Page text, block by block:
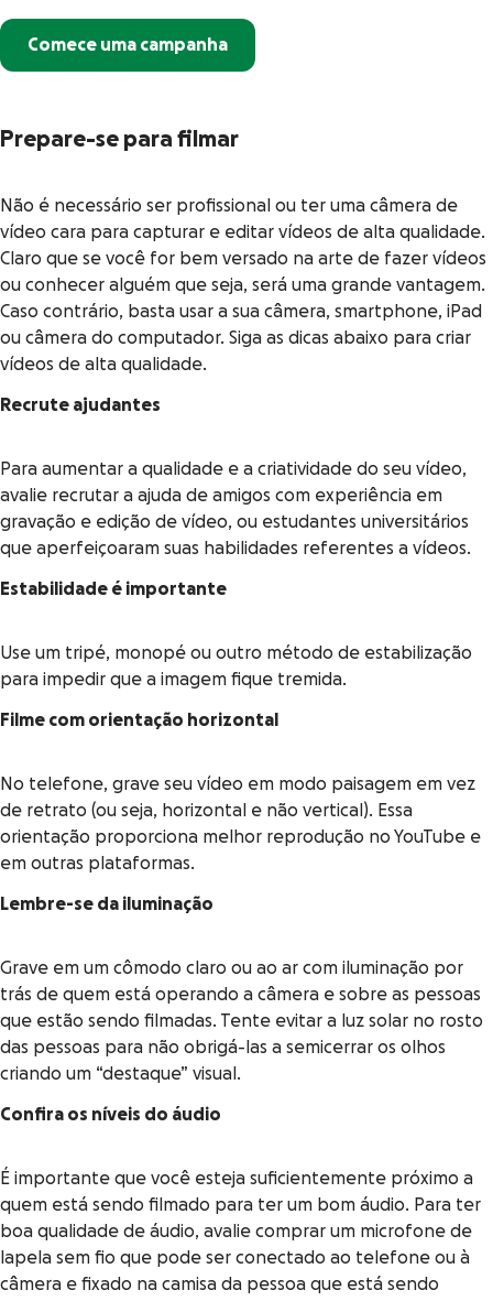
Comece uma campanha
Prepare-se para filmar
Não é necessário ser profissional ou ter uma câmera de
vídeo cara para capturar e editar vídeos de alta qualidade.
Claro que se você for bem versado na arte de fazer vídeos
ou conhecer alguém que seja, será uma grande vantagem.
Caso contrário, basta usar a sua câmera, smartphone, iPad
ou câmera do computador. Siga as dicas abaixo para criar
vídeos de alta qualidade.
Recrute ajudantes
Para aumentar a qualidade e a criatividade do seu vídeo,
avalie recrutar a ajuda de amigos com experiência em
gravação e edição de vídeo, ou estudantes universitários
que aperfeiçoaram suas habilidades referentes a vídeos.
Estabilidade é importante
Use um tripé, monopé ou outro método de estabilização
para impedir que a imagem fique tremida.
Filme com orientação horizontal
No telefone, grave seu vídeo em modo paisagem em vez
de retrato (ou seja, horizontal e não vertical). Essa
orientação proporciona melhor reprodução no YouTube e
em outras plataformas.
Lembre-se da iluminação
Grave em um cômodo claro ou ao ar com iluminação por
trás de quem está operando a câmera e sobre as pessoas
que estão sendo filmadas. Tente evitar a luz solar no rosto
das pessoas para não obrigá-las a semicerrar os olhos
criando um “destaque” visual.
Confira os níveis do áudio
É importante que você esteja suficientemente próximo a
quem está sendo filmado para ter um bom áudio. Para ter
boa qualidade de áudio, avalie comprar um microfone de
lapela sem fio que pode ser conectado ao telefone ou à
câmera e fixado na camisa da pessoa que está sendo